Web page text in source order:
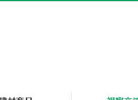
一覧 建材商品一覧